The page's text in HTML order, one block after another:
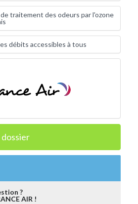
traitement des odeurs par l'ozone
débits accessibles à tous
?
AIR !